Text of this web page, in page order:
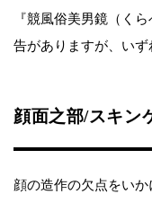
『競風俗美男鏡（く
告がありますが、いず
顔面之部/スキン
顔の造作の欠点をい